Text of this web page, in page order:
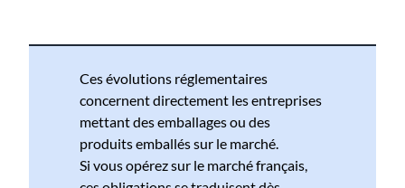
Ces évolutions réglementaires
concernent directement les entreprises
mettant des emballages ou des
produits emballés sur le marché.
Si vous opérez sur le marché français,